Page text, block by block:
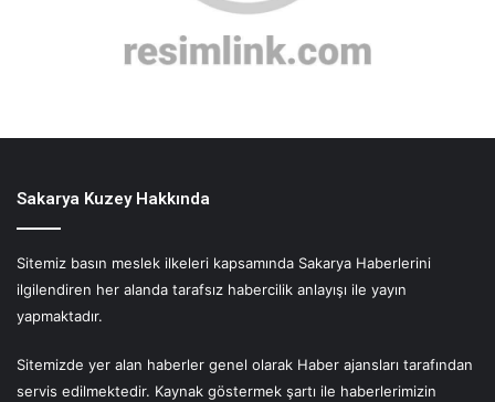
Sakarya Kuzey Hakkında
Sitemiz basın meslek ilkeleri kapsamında Sakarya Haberlerini
ilgilendiren her alanda tarafsız habercilik anlayışı ile yayın
yapmaktadır.
Sitemizde yer alan haberler genel olarak Haber ajansları tarafından
servis edilmektedir. Kaynak göstermek şartı ile haberlerimizin